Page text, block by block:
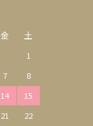
金 土
1
7
8
14
15
21
22